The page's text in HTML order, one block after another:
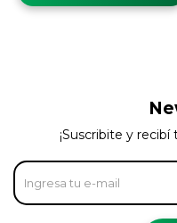
¡Suscribite y